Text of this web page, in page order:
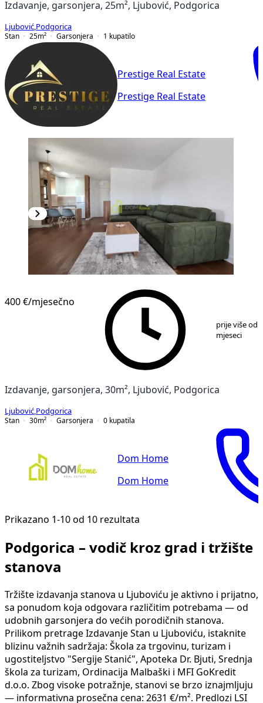
Izdavanje, garsonjera, 25m², Ljubović, Podgorica
Ljubović Podgorica
Stan
25m² Garsonjera 1 kupatilo
Prestige Real Estate
Prestige Real Estate
400 €/mjesečno
prije više od
mjeseci
Izdavanje, garsonjera, 30m², Ljubović, Podgorica
Ljubović Podgorica
Stan
30m² Garsonjera 0 kupatila
Dom Home
Dom Home
Prikazano 1-10 od 10 rezultata
Podgorica – vodič kroz grad i tržište
stanova
Tržište izdavanja stanova u Ljuboviću je aktivno i prijatno,
sa ponudom koja odgovara različitim potrebama — od
udobnih garsonjera do većih porodičnih stanova.
Prilikom pretrage Izdavanje Stan u Ljuboviću, istaknite
blizinu važnih sadržaja: Škola za trgovinu, turizam i
ugostiteljstvo "Sergije Stanić", Apoteka Dr. Bjuti, Srednja
škola za turizam, Ordinacija Malbaški i MFI GoKredit
d.o.o. Zbog visoke potražnje, stanovi se brzo iznajmljuju
— informativna prosečna cena: 2631 €/m². Predlozi LSI